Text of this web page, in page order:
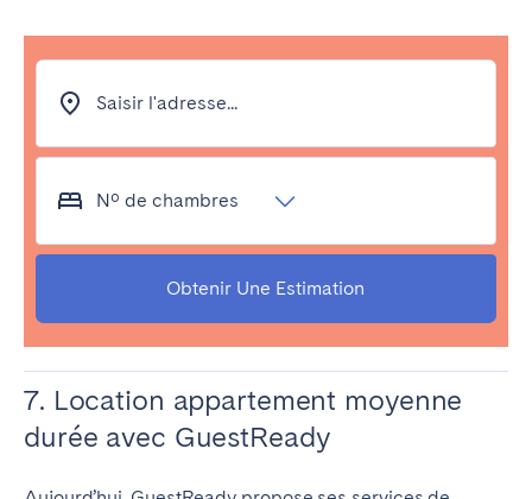
Saisir l'adresse...
Nº de chambres
Obtenir Une Estimation
7. Location appartement moyenne
durée avec GuestReady